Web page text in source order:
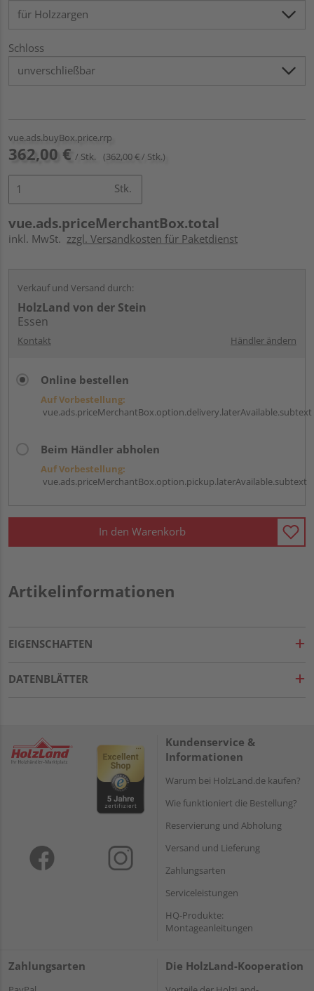
Schloss
vue.ads.buyBox.price.rrp
362,00 € / Stk. (362,00 € / Stk.)
Stk.
vue.ads.priceMerchantBox.total
inkl. MwSt. zzgl. Versandkosten für Paketdienst
Verkauf und Versand durch:
HolzLand von der Stein
Essen
Kontakt Händler ändern
Online bestellen
Auf Vorbestellung:
vue.ads.priceMerchantBox.option.delivery.laterAvailable.subtext
Beim Händler abholen
Auf Vorbestellung:
vue.ads.priceMerchantBox.option.pickup.laterAvailable.subtext
In den Warenkorb
Artikelinformationen
EIGENSCHAFTEN
DATENBLÄTTER
Kundenservice &
Informationen
Warum bei HolzLand.de kaufen?
Wie funktioniert die Bestellung?
Reservierung und Abholung
Versand und Lieferung
Zahlungsarten
Serviceleistungen
HQ-Produkte:
Montageanleitungen
Zahlungsarten Die HolzLand-Kooperation